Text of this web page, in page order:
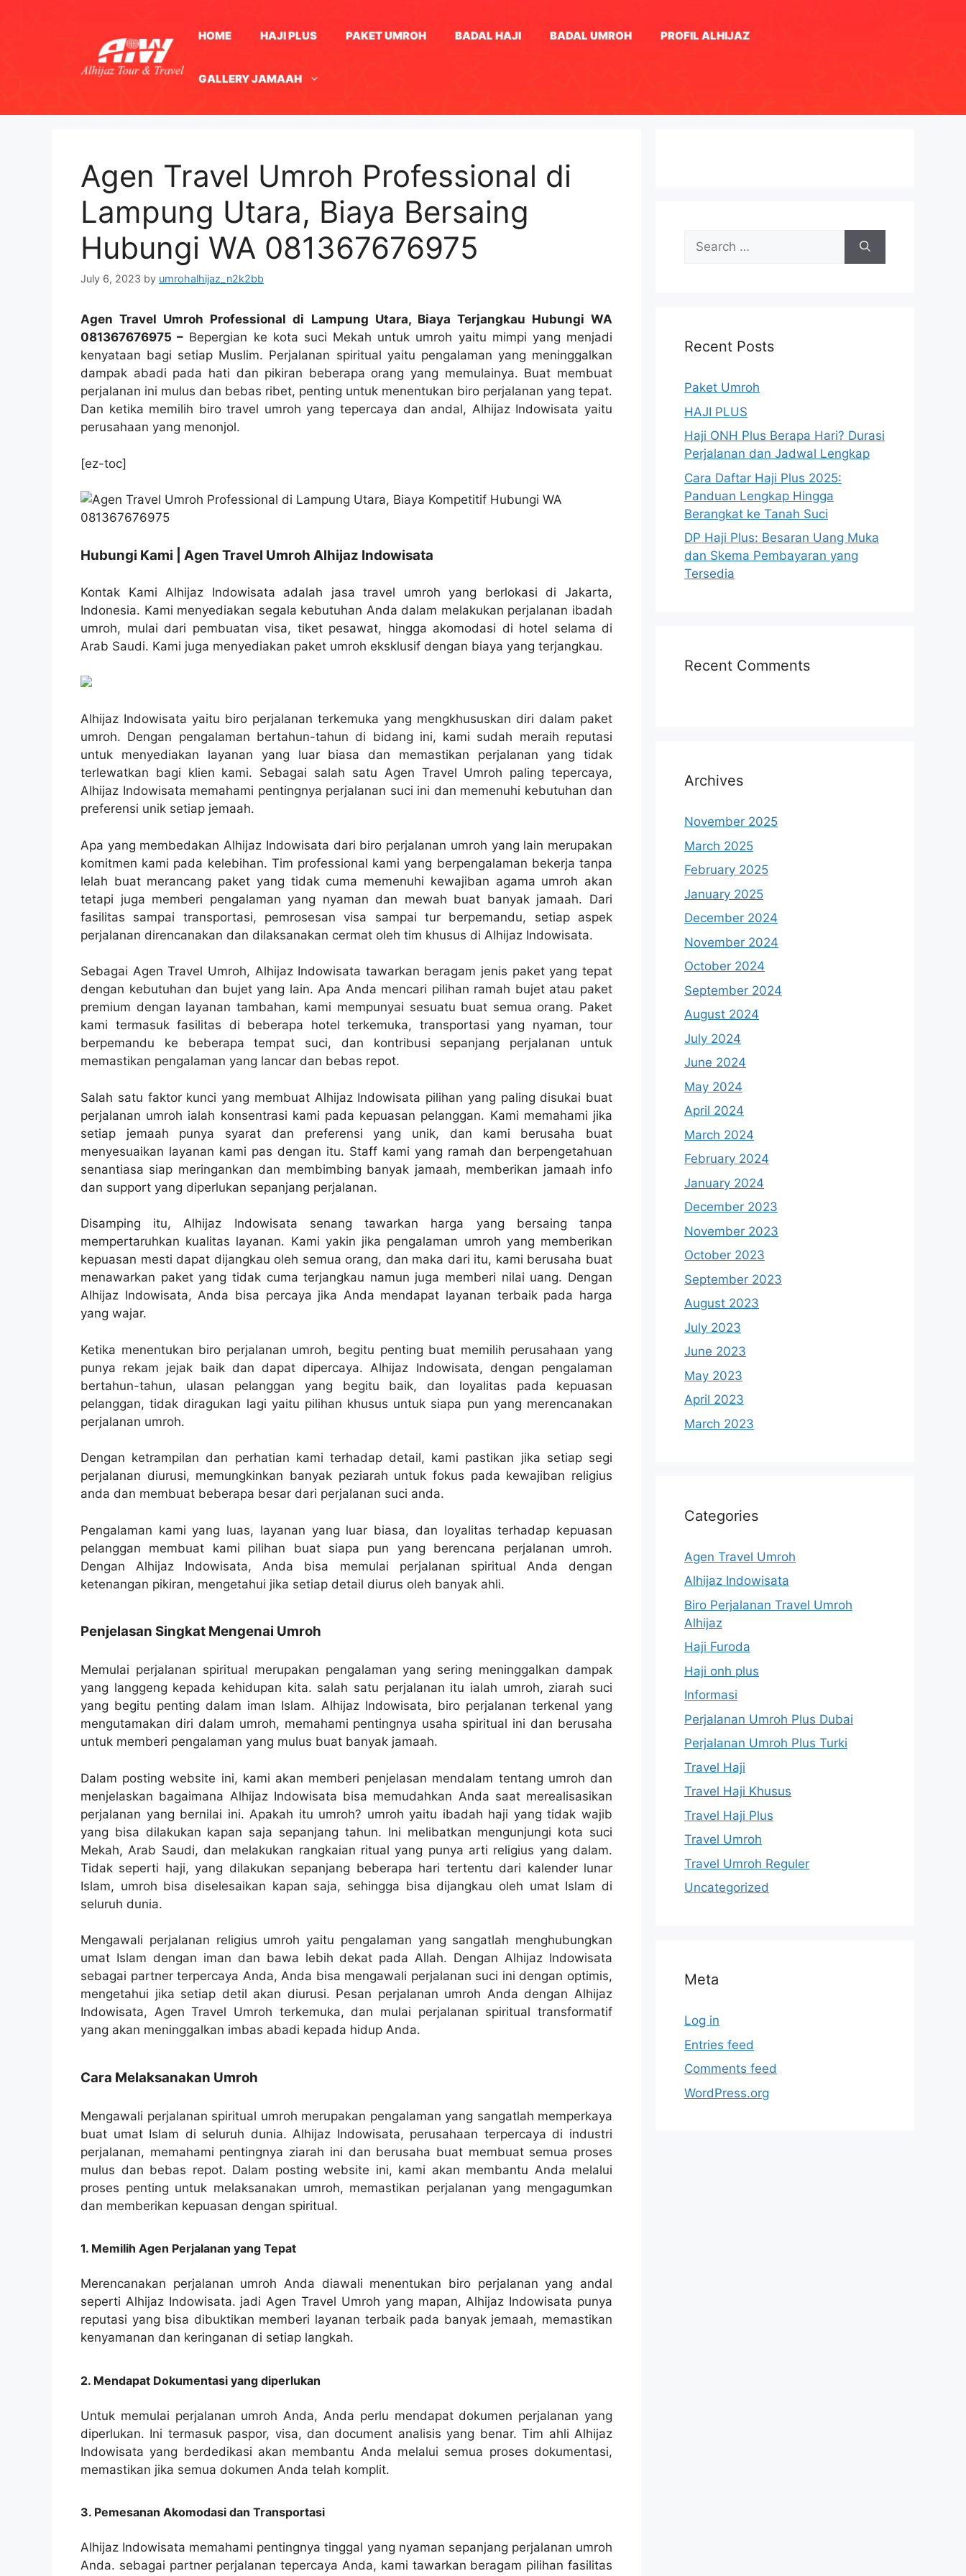
HOME HAJI PLUS PAKET UMROH BADAL HAJI BADAL UMROH PROFIL ALHIJAZ
GALLERY JAMAAH
Agen Travel Umroh Professional di
Lampung Utara, Biaya Bersaing
Hubungi WA 081367676975
July 6, 2023 by umrohalhijaz_n2k2bb
Agen Travel Umroh Professional di Lampung Utara, Biaya Terjangkau Hubungi WA
081367676975 – Bepergian ke kota suci Mekah untuk umroh yaitu mimpi yang menjadi
kenyataan bagi setiap Muslim. Perjalanan spiritual yaitu pengalaman yang meninggalkan
dampak abadi pada hati dan pikiran beberapa orang yang memulainya. Buat membuat
perjalanan ini mulus dan bebas ribet, penting untuk menentukan biro perjalanan yang tepat.
Dan ketika memilih biro travel umroh yang tepercaya dan andal, Alhijaz Indowisata yaitu
perusahaan yang menonjol.
[ez-toc]
Hubungi Kami | Agen Travel Umroh Alhijaz Indowisata
Kontak Kami Alhijaz Indowisata adalah jasa travel umroh yang berlokasi di Jakarta,
Indonesia. Kami menyediakan segala kebutuhan Anda dalam melakukan perjalanan ibadah
umroh, mulai dari pembuatan visa, tiket pesawat, hingga akomodasi di hotel selama di
Arab Saudi. Kami juga menyediakan paket umroh eksklusif dengan biaya yang terjangkau.
Alhijaz Indowisata yaitu biro perjalanan terkemuka yang mengkhususkan diri dalam paket
umroh. Dengan pengalaman bertahun-tahun di bidang ini, kami sudah meraih reputasi
untuk menyediakan layanan yang luar biasa dan memastikan perjalanan yang tidak
terlewatkan bagi klien kami. Sebagai salah satu Agen Travel Umroh paling tepercaya,
Alhijaz Indowisata memahami pentingnya perjalanan suci ini dan memenuhi kebutuhan dan
preferensi unik setiap jemaah.
Apa yang membedakan Alhijaz Indowisata dari biro perjalanan umroh yang lain merupakan
komitmen kami pada kelebihan. Tim professional kami yang berpengalaman bekerja tanpa
lelah buat merancang paket yang tidak cuma memenuhi kewajiban agama umroh akan
tetapi juga memberi pengalaman yang nyaman dan mewah buat banyak jamaah. Dari
fasilitas sampai transportasi, pemrosesan visa sampai tur berpemandu, setiap aspek
perjalanan direncanakan dan dilaksanakan cermat oleh tim khusus di Alhijaz Indowisata.
Sebagai Agen Travel Umroh, Alhijaz Indowisata tawarkan beragam jenis paket yang tepat
dengan kebutuhan dan bujet yang lain. Apa Anda mencari pilihan ramah bujet atau paket
premium dengan layanan tambahan, kami mempunyai sesuatu buat semua orang. Paket
kami termasuk fasilitas di beberapa hotel terkemuka, transportasi yang nyaman, tour
berpemandu ke beberapa tempat suci, dan kontribusi sepanjang perjalanan untuk
memastikan pengalaman yang lancar dan bebas repot.
Salah satu faktor kunci yang membuat Alhijaz Indowisata pilihan yang paling disukai buat
perjalanan umroh ialah konsentrasi kami pada kepuasan pelanggan. Kami memahami jika
setiap jemaah punya syarat dan preferensi yang unik, dan kami berusaha buat
menyesuaikan layanan kami pas dengan itu. Staff kami yang ramah dan berpengetahuan
senantiasa siap meringankan dan membimbing banyak jamaah, memberikan jamaah info
dan support yang diperlukan sepanjang perjalanan.
Disamping itu, Alhijaz Indowisata senang tawarkan harga yang bersaing tanpa
mempertaruhkan kualitas layanan. Kami yakin jika pengalaman umroh yang memberikan
kepuasan mesti dapat dijangkau oleh semua orang, dan maka dari itu, kami berusaha buat
menawarkan paket yang tidak cuma terjangkau namun juga memberi nilai uang. Dengan
Alhijaz Indowisata, Anda bisa percaya jika Anda mendapat layanan terbaik pada harga
yang wajar.
Ketika menentukan biro perjalanan umroh, begitu penting buat memilih perusahaan yang
punya rekam jejak baik dan dapat dipercaya. Alhijaz Indowisata, dengan pengalaman
bertahun-tahun, ulasan pelanggan yang begitu baik, dan loyalitas pada kepuasan
pelanggan, tidak diragukan lagi yaitu pilihan khusus untuk siapa pun yang merencanakan
perjalanan umroh.
Dengan ketrampilan dan perhatian kami terhadap detail, kami pastikan jika setiap segi
perjalanan diurusi, memungkinkan banyak peziarah untuk fokus pada kewajiban religius
anda dan membuat beberapa besar dari perjalanan suci anda.
Pengalaman kami yang luas, layanan yang luar biasa, dan loyalitas terhadap kepuasan
pelanggan membuat kami pilihan buat siapa pun yang berencana perjalanan umroh.
Dengan Alhijaz Indowisata, Anda bisa memulai perjalanan spiritual Anda dengan
ketenangan pikiran, mengetahui jika setiap detail diurus oleh banyak ahli.
Penjelasan Singkat Mengenai Umroh
Memulai perjalanan spiritual merupakan pengalaman yang sering meninggalkan dampak
yang langgeng kepada kehidupan kita. salah satu perjalanan itu ialah umroh, ziarah suci
yang begitu penting dalam iman Islam. Alhijaz Indowisata, biro perjalanan terkenal yang
mengutamakan diri dalam umroh, memahami pentingnya usaha spiritual ini dan berusaha
untuk memberi pengalaman yang mulus buat banyak jamaah.
Dalam posting website ini, kami akan memberi penjelasan mendalam tentang umroh dan
menjelaskan bagaimana Alhijaz Indowisata bisa memudahkan Anda saat merealisasikan
perjalanan yang bernilai ini. Apakah itu umroh? umroh yaitu ibadah haji yang tidak wajib
yang bisa dilakukan kapan saja sepanjang tahun. Ini melibatkan mengunjungi kota suci
Mekah, Arab Saudi, dan melakukan rangkaian ritual yang punya arti religius yang dalam.
Tidak seperti haji, yang dilakukan sepanjang beberapa hari tertentu dari kalender lunar
Islam, umroh bisa diselesaikan kapan saja, sehingga bisa dijangkau oleh umat Islam di
seluruh dunia.
Mengawali perjalanan religius umroh yaitu pengalaman yang sangatlah menghubungkan
umat Islam dengan iman dan bawa lebih dekat pada Allah. Dengan Alhijaz Indowisata
sebagai partner terpercaya Anda, Anda bisa mengawali perjalanan suci ini dengan optimis,
mengetahui jika setiap detil akan diurusi. Pesan perjalanan umroh Anda dengan Alhijaz
Indowisata, Agen Travel Umroh terkemuka, dan mulai perjalanan spiritual transformatif
yang akan meninggalkan imbas abadi kepada hidup Anda.
Cara Melaksanakan Umroh
Mengawali perjalanan spiritual umroh merupakan pengalaman yang sangatlah memperkaya
buat umat Islam di seluruh dunia. Alhijaz Indowisata, perusahaan terpercaya di industri
perjalanan, memahami pentingnya ziarah ini dan berusaha buat membuat semua proses
mulus dan bebas repot. Dalam posting website ini, kami akan membantu Anda melalui
proses penting untuk melaksanakan umroh, memastikan perjalanan yang mengagumkan
dan memberikan kepuasan dengan spiritual.
1. Memilih Agen Perjalanan yang Tepat
Merencanakan perjalanan umroh Anda diawali menentukan biro perjalanan yang andal
seperti Alhijaz Indowisata. jadi Agen Travel Umroh yang mapan, Alhijaz Indowisata punya
reputasi yang bisa dibuktikan memberi layanan terbaik pada banyak jemaah, memastikan
kenyamanan dan keringanan di setiap langkah.
2. Mendapat Dokumentasi yang diperlukan
Untuk memulai perjalanan umroh Anda, Anda perlu mendapat dokumen perjalanan yang
diperlukan. Ini termasuk paspor, visa, dan document analisis yang benar. Tim ahli Alhijaz
Indowisata yang berdedikasi akan membantu Anda melalui semua proses dokumentasi,
memastikan jika semua dokumen Anda telah komplit.
3. Pemesanan Akomodasi dan Transportasi
Alhijaz Indowisata memahami pentingnya tinggal yang nyaman sepanjang perjalanan umroh
Anda. sebagai partner perjalanan tepercaya Anda, kami tawarkan beragam pilihan fasilitas
Search
for:
Recent Posts
Paket Umroh
HAJI PLUS
Haji ONH Plus Berapa Hari? Durasi
Perjalanan dan Jadwal Lengkap
Cara Daftar Haji Plus 2025:
Panduan Lengkap Hingga
Berangkat ke Tanah Suci
DP Haji Plus: Besaran Uang Muka
dan Skema Pembayaran yang
Tersedia
Recent Comments
Archives
November 2025
March 2025
February 2025
January 2025
December 2024
November 2024
October 2024
September 2024
August 2024
July 2024
June 2024
May 2024
April 2024
March 2024
February 2024
January 2024
December 2023
November 2023
October 2023
September 2023
August 2023
July 2023
June 2023
May 2023
April 2023
March 2023
Categories
Agen Travel Umroh
Alhijaz Indowisata
Biro Perjalanan Travel Umroh
Alhijaz
Haji Furoda
Haji onh plus
Informasi
Perjalanan Umroh Plus Dubai
Perjalanan Umroh Plus Turki
Travel Haji
Travel Haji Khusus
Travel Haji Plus
Travel Umroh
Travel Umroh Reguler
Uncategorized
Meta
Log in
Entries feed
Comments feed
WordPress.org